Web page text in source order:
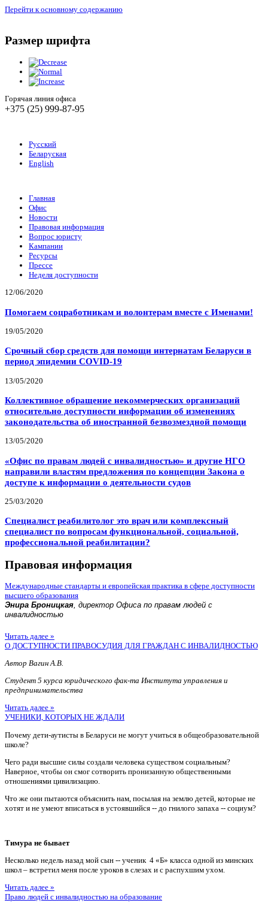
Перейти к основному содержанию
Размер шрифта
Горячая линия офиса
+375 (25) 999-87-95
Русский
Беларуская
English
Главная
Офис
Новости
Правовая информация
Вопрос юристу
Кампании
Ресурсы
Прессе
Неделя доступности
12/06/2020
Помогаем соцработникам и волонтерам вместе с Именами!
19/05/2020
Срочный сбор средств для помощи интернатам Беларуси в
период эпидемии COVID-19
13/05/2020
Коллективное обращение некоммерческих организаций
относительно доступности информации об изменениях
законодательства об иностранной безвозмездной помощи
13/05/2020
«Офис по правам людей с инвалидностью» и другие НГО
направили властям предложения по концепции Закона о
доступе к информации о деятельности судов
25/03/2020
Специалист реабилитолог это врач или комплексный
специалист по вопросам функциональной, социальной,
профессиональной реабилитации?
Правовая информация
Международные стандарты и европейская практика в сфере доступности
высшего образования
Энира Броницкая, директор Офиса по правам людей с
инвалидностью
Читать далее »
О ДОСТУПНОСТИ ПРАВОСУДИЯ ДЛЯ ГРАЖДАН С ИНВАЛИДНОСТЬЮ
Автор Вагин А.В.
Студент 5 курса юридического фак-та Института управления и
предпринимательства
Читать далее »
УЧЕНИКИ, КОТОРЫХ НЕ ЖДАЛИ
Почему дети-аутисты в Беларуси не могут учиться в общеобразовательной
школе?
Чего ради высшие силы создали человека существом социальным?
Наверное, чтобы он смог сотворить пронизанную общественными
отношениями цивилизацию.
Что же они пытаются объяснить нам, посылая на землю детей, которые не
хотят и не умеют вписаться в устоявшийся -- до гнилого запаха -- социум?
Тимура не бывает
Несколько недель назад мой сын -- ученик 4 «Б» класса одной из минских
школ – встретил меня после уроков в слезах и с распухшим ухом.
Читать далее »
Право людей с инвалидностью на образование